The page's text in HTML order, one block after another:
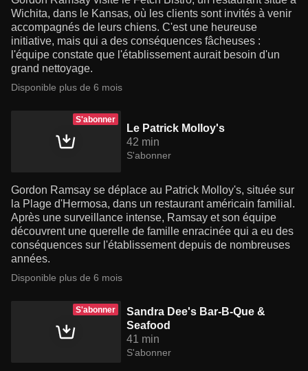
Wichita, dans le Kansas, où les clients sont invités à venir
accompagnés de leurs chiens. C'est une heureuse
initiative, mais qui a des conséquences fâcheuses :
l'équipe constate que l'établissement aurait besoin d'un
grand nettoyage.
Disponible plus de 6 mois
S'abonner
Le Patrick Molloy's
42 min
S'abonner
Gordon Ramsay se déplace au Patrick Molloy's, située sur
la Plage d'Hermosa, dans un restaurant américain familial.
Après une surveillance intense, Ramsay et son équipe
découvrent une querelle de famille enracinée qui a eu des
conséquences sur l'établissement depuis de nombreuses
années.
Disponible plus de 6 mois
S'abonner
Sandra Dee's Bar-B-Que &
Seafood
41 min
S'abonner